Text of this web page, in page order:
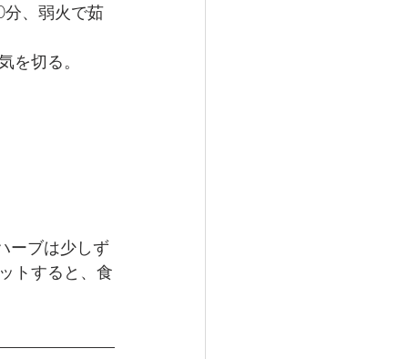
、弱火で茹
切る。
ーブは少しず
トすると、食